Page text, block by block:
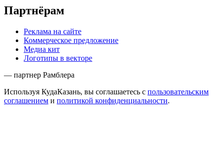
Партнёрам
Реклама на сайте
Коммерческое предложение
Медиа кит
Логотипы в векторе
— партнер Рамблера
Используя КудаКазань, вы соглашаетесь с пользовательским
соглашением и политикой конфиденциальности.